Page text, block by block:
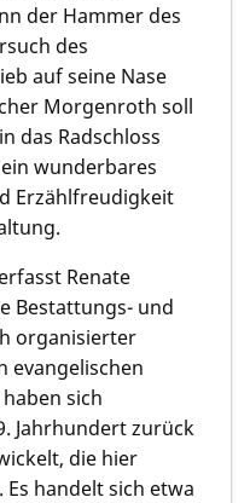
der Hammer des
des
auf seine Nase
Morgenroth soll
das Radschloss
wunderbares
Erzählfreudigkeit
Renate
Bestattungs- und
organisierter
evangelischen
sich
Jahrhundert zurück
die hier
handelt sich etwa